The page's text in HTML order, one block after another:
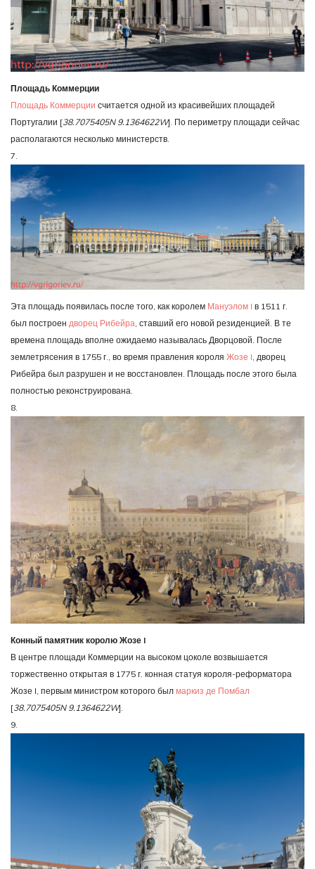
Площадь Коммерции
Площадь Коммерции считается одной из красивейших площадей
Португалии [38.7075405N 9.1364622W]. По периметру площади сейчас
располагаются несколько министерств.
7.
Эта площадь появилась после того, как королем Мануэлом I в 1511 г.
был построен дворец Рибейра, ставший его новой резиденцией. В те
времена площадь вполне ожидаемо называлась Дворцовой. После
землетрясения в 1755 г., во время правления короля Жозе I, дворец
Рибейра был разрушен и не восстановлен. Площадь после этого была
полностью реконструирована.
8.
Конный памятник королю Жозе I
В центре площади Коммерции на высоком цоколе возвышается
торжественно открытая в 1775 г. конная статуя короля-реформатора
Жозе I, первым министром которого был маркиз де Помбал
[38.7075405N 9.1364622W].
9.